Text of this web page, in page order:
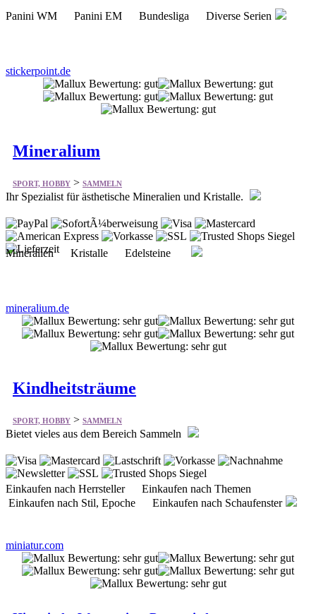
SPORT, HOBBY >SAMMELN
Ihr Spezialist für ästhetische Mineralien und Kristalle.
Mineralien Kristalle Edelsteine
Kindheitsträume
SPORT, HOBBY>SAMMELN
Bietet vieles aus dem Bereich Sammeln
Einkaufen nach Herrsteller Einkaufen nach Themen
Einkaufen nach Stil, Epoche Einkaufen nach Schaufenster
Historische Wertpapiere Pentenrieder